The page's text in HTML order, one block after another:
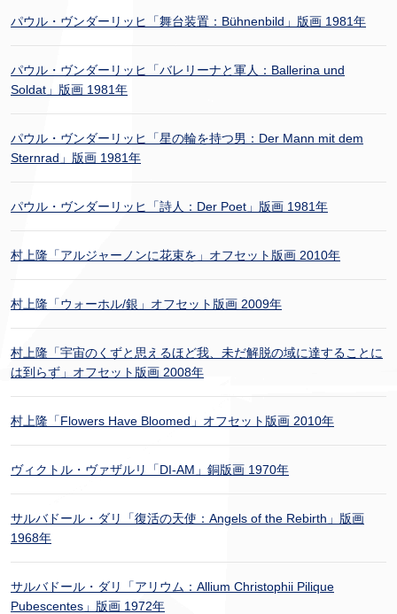
パウル・ヴンダーリッヒ「舞台装置：Bühnenbild」版画 1981年
パウル・ヴンダーリッヒ「バレリーナと軍人：Ballerina und
Soldat」版画 1981年
パウル・ヴンダーリッヒ「星の輪を持つ男：Der Mann mit dem
Sternrad」版画 1981年
パウル・ヴンダーリッヒ「詩人：Der Poet」版画 1981年
村上隆「アルジャーノンに花束を」オフセット版画 2010年
村上隆「ウォーホル/銀」オフセット版画 2009年
村上隆「宇宙のくずと思えるほど我、未だ解脱の域に達することに
は到らず」オフセット版画 2008年
村上隆「Flowers Have Bloomed」オフセット版画 2010年
ヴィクトル・ヴァザルリ「DI-AM」銅版画 1970年
サルバドール・ダリ「復活の天使：Angels of the Rebirth」版画
1968年
サルバドール・ダリ「アリウム：Allium Christophii Pilique
Pubescentes」版画 1972年